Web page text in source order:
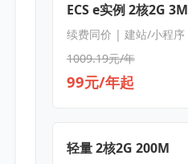
ECS e实例 2核2G 3M
续费同价 | 建站/小程序
1009.19元/年
99元/年起
轻量 2核2G 200M